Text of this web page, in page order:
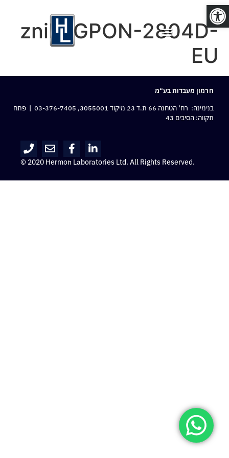
פתח סרגל נגישות
zniD-GPON-2804D-
EU
חרמון מעבדות בע“מ
בנימינה: רח‘ הטחנה 66 ת.ד 23 מיקוד 3055001,
03-376-7405 | פתח
תקווה: הסיבים 43
© 2020 Hermon Laboratories Ltd. All Rights Reserved.